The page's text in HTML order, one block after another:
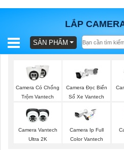
LẮP
BÁO
TRỌN
GÓI
SẢN
SẢN PHẨM
Camera Có Chống
Trộm Vantech
Camera Đọc Biển
Số Xe Vantech
Camera Vantech
Ultra 2K
Camera Ip Full
Color Vantech